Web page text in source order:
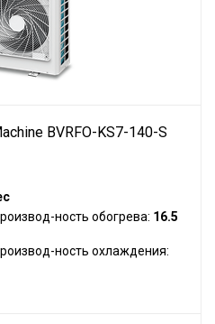
BVRFO-KS7-140-S
ность обогрева: 16.5
ность охлаждения: